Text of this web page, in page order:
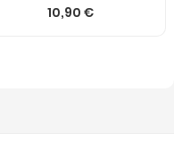
10,90 €